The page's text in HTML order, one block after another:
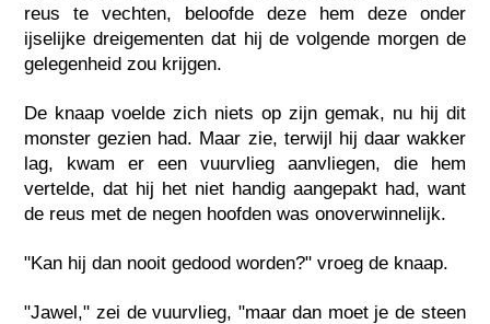
reus te vechten, beloofde deze hem deze onder
ijselijke dreigementen dat hij de volgende morgen de
gelegenheid zou krijgen.
De knaap voelde zich niets op zijn gemak, nu hij dit
monster gezien had. Maar zie, terwijl hij daar wakker
lag, kwam er een vuurvlieg aanvliegen, die hem
vertelde, dat hij het niet handig aangepakt had, want
de reus met de negen hoofden was onoverwinnelijk.
"Kan hij dan nooit gedood worden?" vroeg de knaap.
"Jawel," zei de vuurvlieg, "maar dan moet je de steen